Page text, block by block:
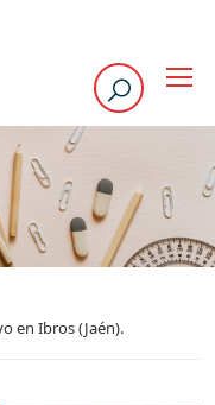
en Ibros (Jaén).